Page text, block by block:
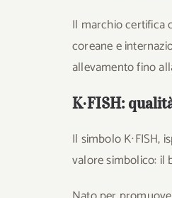
Il marchio certifica
coreane e
allevamento fino
K∙FISH:
Il simbolo K∙FISH,
valore simbolico: il